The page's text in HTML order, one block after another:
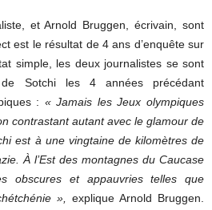
et Arnold Bruggen, écrivain, sont
est le résultat de 4 ans d’enquête sur
simple, les deux journalistes se sont
Sotchi les 4 années précédant
: « Jamais les Jeux olympiques
contrastant autant avec le glamour de
est à une vingtaine de kilomètres de
À l’Est des montagnes du Caucase
obscures et appauvries telles que
», explique Arnold Bruggen.